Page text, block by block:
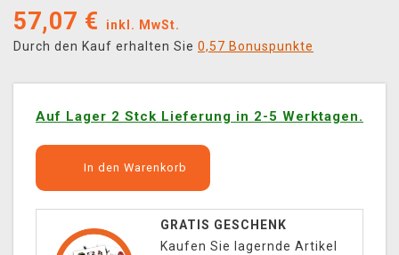
57,07 €
inkl. MwSt.
Durch den Kauf erhalten Sie 0,57 Bonuspunkte
Auf Lager 2 Stck Lieferung in 2-5 Werktagen.
In den Warenkorb
GRATIS GESCHENK
Kaufen Sie lagernde Artikel